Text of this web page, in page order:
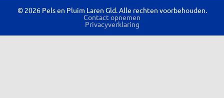
© 2026 Pels en Pluim Laren Gld. Alle rechten voorbehouden.
Contact opnemen
Privacyverklaring